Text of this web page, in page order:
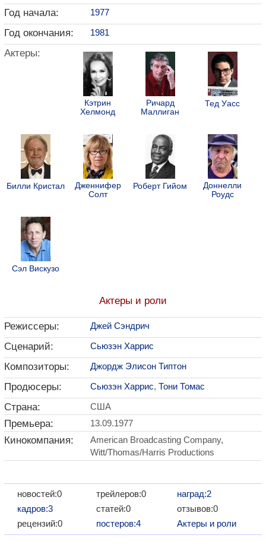
Год начала: 1977
Год окончания: 1981
Актеры:
Кэтрин
Хелмонд
Ричард
Маллиган
Тед Уасс
Билли Кристал
Дженнифер
Солт
Роберт Гийом
Доннелли
Роудс
Сэл Вискузо
Актеры и роли
Режиссеры: Джей Сэндрич
Сценарий: Сьюзэн Харрис
Композиторы: Джордж Элисон Типтон
Продюсеры: Сьюзэн Харрис, Тони Томас
Страна: США
Премьера: 13.09.1977
Кинокомпания:
American Broadcasting Company,
Witt/Thomas/Harris Productions
новостей:0
кадров:3
рецензий:0
трейлеров:0
статей:0
постеров:4
наград:2
отзывов:0
Актеры и роли